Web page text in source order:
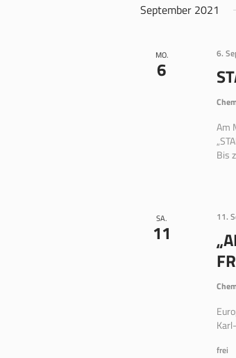
September 2021
MO.
6
6.
Am
Bis
SA.
11
11.
frei